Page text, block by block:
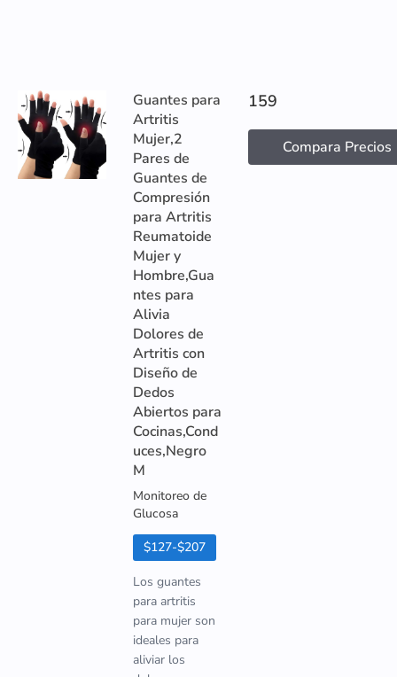
Guantes para
Artritis
Mujer,2
Pares de
Guantes de
Compresión
para Artritis
Reumatoide
Mujer y
Hombre,Gua
ntes para
Alivia
Dolores de
Artritis con
Diseño de
Dedos
Abiertos para
Cocinas,Cond
uces,Negro
M
Monitoreo de
Glucosa
$127-$207
Los guantes
para artritis
para mujer son
ideales para
aliviar los
159
Compara Precios